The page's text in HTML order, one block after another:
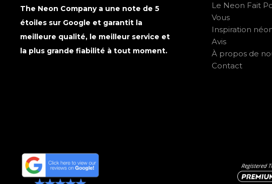
The Neon Company a une note de 5
étoiles sur Google et garantit la
meilleure qualité, le meilleur service et
la plus grande fiabilité à tout moment.
Le Neon Fait
Vous
Inspiration
Avis
À propos de
Contact